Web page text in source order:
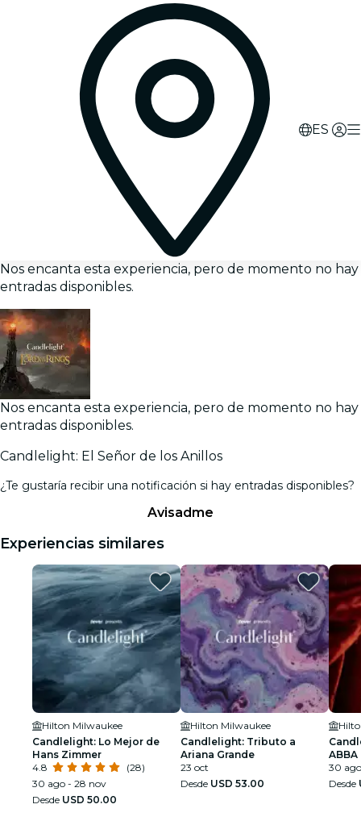
ES
Nos encanta esta experiencia, pero de momento no hay
entradas disponibles.
Nos encanta esta experiencia, pero de momento no hay
entradas disponibles.
Candlelight: El Señor de los Anillos
¿Te gustaría recibir una notificación si hay entradas disponibles?
Avisadme
Experiencias similares
Hilton Milwaukee
Candlelight: Lo Mejor de
Hans Zimmer
4.8
(28)
30 ago - 28 nov
Desde USD 50.00
Hilton Milwaukee
Candlelight: Tributo a
Ariana Grande
23 oct
Desde USD 53.00
ABBA
30
Desde